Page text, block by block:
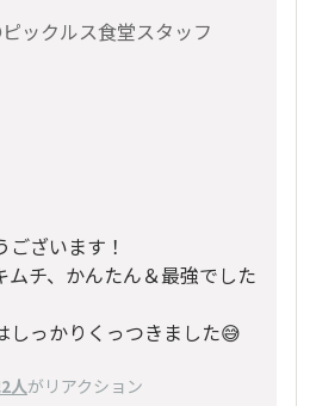
ックルス食堂スタッフ
ざいます！
ムチ、かんたん＆最強でした
しっかりくっつきました😅
人がリアクション